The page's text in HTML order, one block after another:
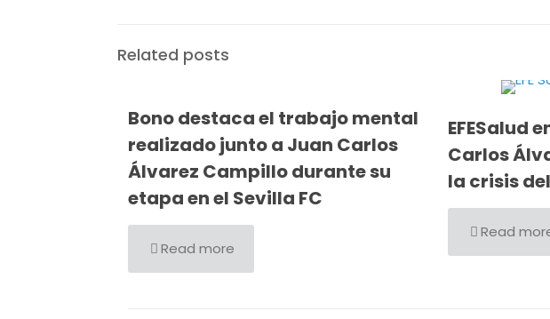
Related posts
Bono destaca el trabajo mental
realizado junto a Juan Carlos
Álvarez Campillo durante su
etapa en el Sevilla FC
Read more
EFESalud
Carlos
la crisis
Read